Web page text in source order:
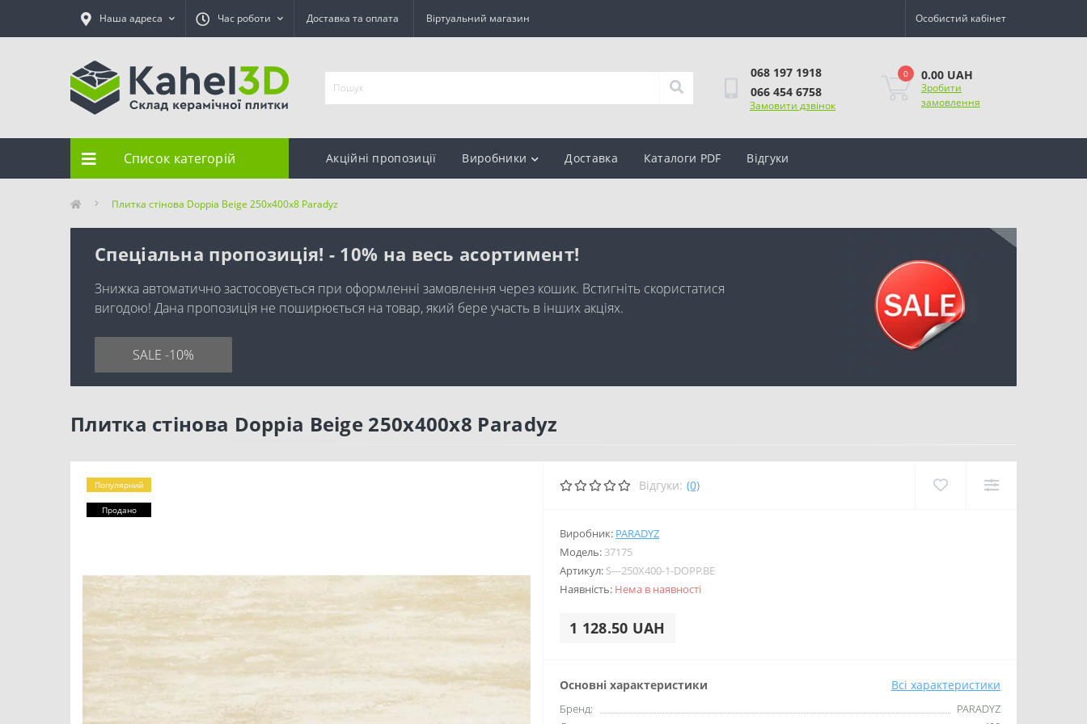
Наша адреса Час роботи Доставка та оплата Віртуальний магазин Особистий кабінет
068 197 1918
066 454 6758
Замовити дзвінок
0 0.00 UAH
Зробити
замовлення
Список категорій Акційні пропозиції Виробники Доставка Каталоги PDF Відгуки
Плитка стінова Doppia Beige 250x400x8 Paradyz
Спеціальна пропозиція! - 10% на весь асортимент!
Знижка автоматично застосовується при оформленні замовлення через кошик. Встигніть скористатися
вигодою! Дана пропозиція не поширюється на товар, який бере участь в інших акціях.
SALE -10%
Плитка стінова Doppia Beige 250x400x8 Paradyz
Популярний
Продано
Відгуки: (0)
Виробник: PARADYZ
Модель: 37175
Артикул: S---250X400-1-DOPP.BE
Наявність: Нема в наявності
1 128.50 UAH
Основні характеристики Всі характеристики
Бренд:
PARADYZ